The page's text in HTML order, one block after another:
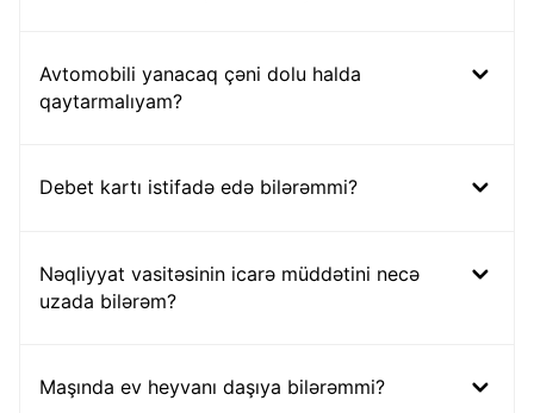
Avtomobili yanacaq çəni dolu halda
qaytarmalıyam?
Debet kartı istifadə edə bilərəmmi?
Nəqliyyat vasitəsinin icarə müddətini necə
uzada bilərəm?
Maşında ev heyvanı daşıya bilərəmmi?